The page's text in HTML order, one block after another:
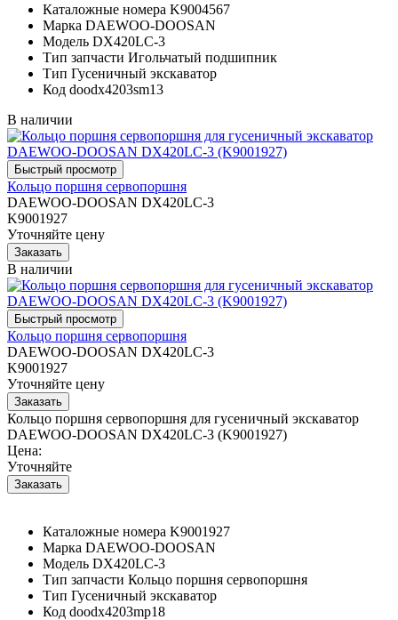
Каталожные номера K9004567
Марка DAEWOO-DOOSAN
Модель DX420LC-3
Тип запчасти Игольчатый подшипник
Тип Гусеничный экскаватор
Код doodx4203sm13
В наличии
Кольцо поршня сервопоршня
DAEWOO-DOOSAN DX420LC-3
K9001927
Уточняйте цену
В наличии
Кольцо поршня сервопоршня
DAEWOO-DOOSAN DX420LC-3
K9001927
Уточняйте цену
Кольцо поршня сервопоршня для гусеничный экскаватор
DAEWOO-DOOSAN DX420LC-3 (K9001927)
Цена:
Уточняйте
Каталожные номера K9001927
Марка DAEWOO-DOOSAN
Модель DX420LC-3
Тип запчасти Кольцо поршня сервопоршня
Тип Гусеничный экскаватор
Код doodx4203mp18